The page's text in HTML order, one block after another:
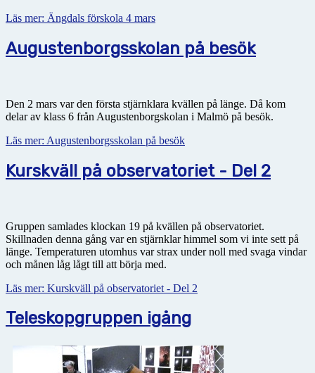
Läs mer: Ängdals förskola 4 mars
Augustenborgsskolan på besök
Den 2 mars var den första stjärnklara kvällen på länge. Då kom
delar av klass 6 från Augustenborgskolan i Malmö på besök.
Läs mer: Augustenborgsskolan på besök
Kurskväll på observatoriet - Del 2
Gruppen samlades klockan 19 på kvällen på observatoriet.
Skillnaden denna gång var en stjärnklar himmel som vi inte sett på
länge. Temperaturen utomhus var strax under noll med svaga vindar
och månen låg lågt till att börja med.
Läs mer: Kurskväll på observatoriet - Del 2
Teleskopgruppen igång